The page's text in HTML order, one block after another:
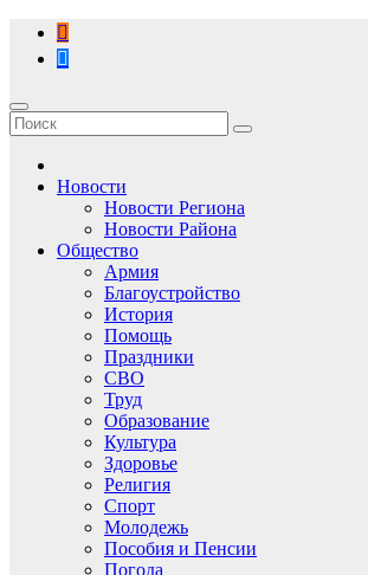
Перейти
содержимому
Новости
Новости Региона
Новости Района
Общество
Армия
Благоустройство
История
Помощь
Праздники
СВО
Труд
Образование
Культура
Здоровье
Религия
Спорт
Молодежь
Пособия и Пенсии
Погода